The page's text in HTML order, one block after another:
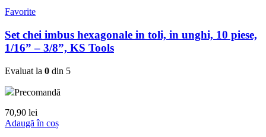
Favorite
Set chei imbus hexagonale in toli, in unghi, 10 piese,
1/16” – 3/8”, KS Tools
Evaluat la 0 din 5
Precomandă
70,90 lei
Adaugă în coș